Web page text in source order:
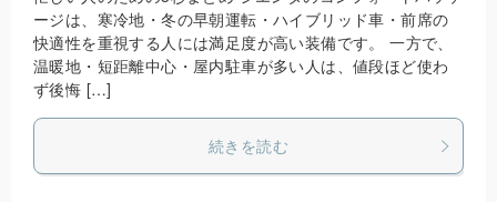
ージは、寒冷地・冬の早朝運転・ハイブリッド車・前席の
快適性を重視する人には満足度が高い装備です。 一方で、
温暖地・短距離中心・屋内駐車が多い人は、値段ほど使わ
ず後悔 […]
続きを読む